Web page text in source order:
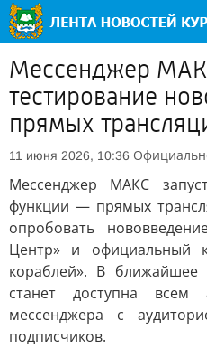
Мессенджер
тестирование
прямых
11 июня 2026, 10:36
Мессенджер МАКС
функции — прямых
опробовать
Центр» и официальный
кораблей». В ближайшее
станет доступна всем
мессенджера с
подписчиков.